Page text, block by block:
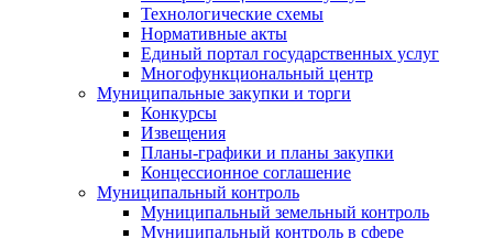
Технологические схемы
Нормативные акты
Единый портал государственных услуг
Многофункциональный центр
Муниципальные закупки и торги
Конкурсы
Извещения
Планы-графики и планы закупки
Концессионное соглашение
Муниципальный контроль
Муниципальный земельный контроль
Муниципальный контроль в сфере